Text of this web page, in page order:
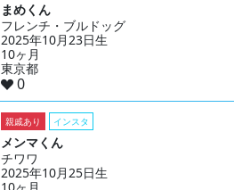
まめくん
フレンチ・ブルドッグ
2025年10月23日生
10ヶ月
東京都
0
親戚あり インスタ
メンマくん
チワワ
2025年10月25日生